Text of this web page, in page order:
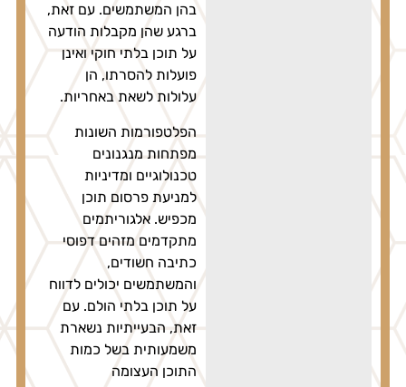
בהן המשתמשים. עם זאת,
ברגע שהן מקבלות הודעה
על תוכן בלתי חוקי ואינן
פועלות להסרתו, הן
עלולות לשאת באחריות.
הפלטפורמות השונות
מפתחות מנגנונים
טכנולוגיים ומדיניות
למניעת פרסום תוכן
מכפיש. אלגוריתמים
מתקדמים מזהים דפוסי
כתיבה חשודים,
והמשתמשים יכולים לדווח
על תוכן בלתי הולם. עם
זאת, הבעייתיות נשארת
משמעותית בשל כמות
התוכן העצומה